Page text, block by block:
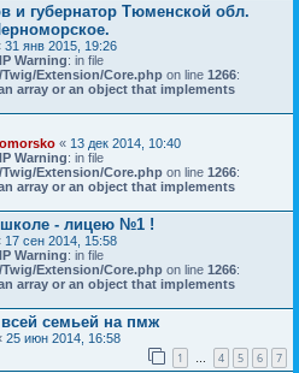
и губернатор Тюменской обл.
31 янв 2015, 19:26
Warning: in file
Extension/Core.php on line 1266:
array or an object that implements
« 13 дек 2014, 10:40
Warning: in file
Extension/Core.php on line 1266:
array or an object that implements
школе - лицею №1 !
17 сен 2014, 15:58
Warning: in file
Extension/Core.php on line 1266:
array or an object that implements
семьей на пмж
25 июн 2014, 16:58
1 4 5 6 7